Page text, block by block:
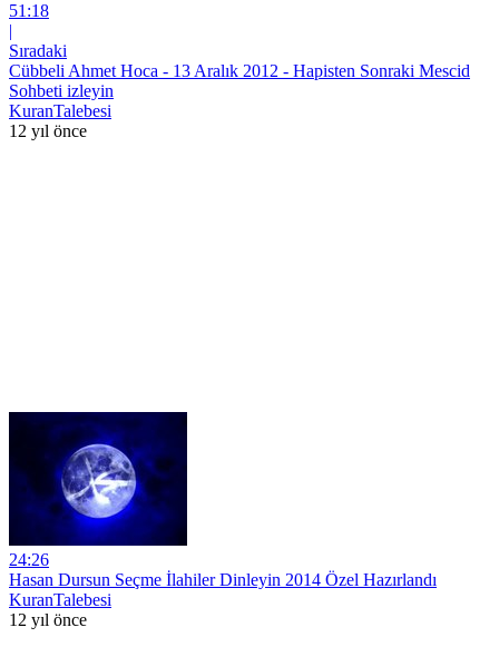
51:18
|
Sıradaki
Cübbeli Ahmet Hoca - 13 Aralık 2012 - Hapisten Sonraki Mescid
Sohbeti izleyin
KuranTalebesi
12 yıl önce
24:26
Hasan Dursun Seçme İlahiler Dinleyin 2014 Özel Hazırlandı
KuranTalebesi
12 yıl önce